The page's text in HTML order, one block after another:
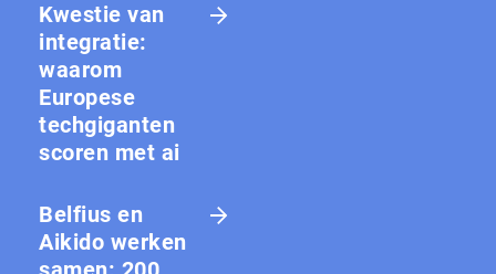
Kwestie van
integratie:
waarom
Europese
techgiganten
scoren met ai
Belfius en
Aikido werken